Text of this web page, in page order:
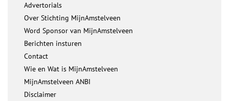
Advertorials
Over Stichting MijnAmstelveen
Word Sponsor van MijnAmstelveen
Berichten insturen
Contact
Wie en Wat is MijnAmstelveen
MijnAmstelveen ANBI
Disclaimer